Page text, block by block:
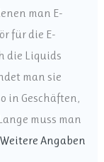
man E-
für die E-
die Liquids
man sie
in Geschäften,
muss man
Weitere Angaben